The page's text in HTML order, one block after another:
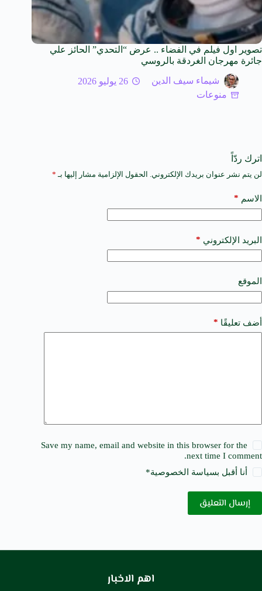
تصوير اول فيلم في الفضاء .. عرض “التحدي” الحائز علي
جائرة مهرجان الغردقة بالروسي
شيماء سيف الدين
26 يوليو 2026
منوعات
اترك ردّاً
لن يتم نشر عنوان بريدك الإلكتروني. الحقول الإلزامية مشار إليها بـ *
الاسم *
البريد الإلكتروني *
الموقع
أضف تعليقًا *
Save my name, email and website in this browser for the
next time I comment.
أنا أقبل بسياسة الخصوصية*
إرسال التعليق
A
t
e
a
t
i
e
:
اهم الاخبار